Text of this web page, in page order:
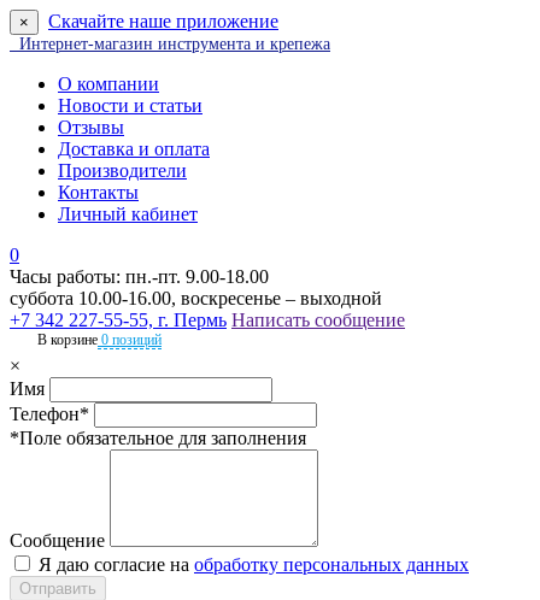
× Скачайте наше приложение
Интернет-магазин инструмента и крепежа
О компании
Новости и статьи
Отзывы
Доставка и оплата
Производители
Контакты
Личный кабинет
0
Часы работы: пн.-пт. 9.00-18.00
суббота 10.00-16.00, воскресенье – выходной
+7 342 227-55-55, г. Пермь Написать сообщение
В корзине 0 позиций
×
Имя
Телефон*
*Поле обязательное для заполнения
Сообщение
Я даю согласие на обработку персональных данных